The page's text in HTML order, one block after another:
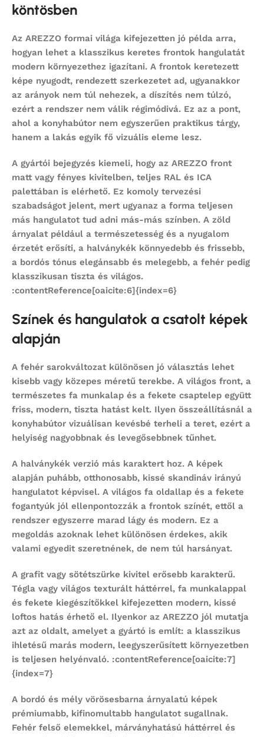
köntösben
Az AREZZO formai világa kifejezetten jó példa arra,
hogyan lehet a klasszikus keretes frontok hangulatát
modern környezethez igazítani. A frontok keretezett
képe nyugodt, rendezett szerkezetet ad, ugyanakkor
az arányok nem túl nehezek, a díszítés nem túlzó,
ezért a rendszer nem válik régimódivá. Ez az a pont,
ahol a konyhabútor nem egyszerűen praktikus tárgy,
hanem a lakás egyik fő vizuális eleme lesz.
A gyártói bejegyzés kiemeli, hogy az AREZZO front
matt vagy fényes kivitelben, teljes RAL és ICA
palettában is elérhető. Ez komoly tervezési
szabadságot jelent, mert ugyanaz a forma teljesen
más hangulatot tud adni más-más színben. A zöld
árnyalat például a természetesség és a nyugalom
érzetét erősíti, a halványkék könnyedebb és frissebb,
a bordós tónus elegánsabb és melegebb, a fehér pedig
klasszikusan tiszta és világos.
:contentReference[oaicite:6]{index=6}
Színek és hangulatok a csatolt képek
alapján
A fehér sarokváltozat különösen jó választás lehet
kisebb vagy közepes méretű terekbe. A világos front, a
természetes fa munkalap és a fekete csaptelep együtt
friss, modern, tiszta hatást kelt. Ilyen összeállításnál a
konyhabútor vizuálisan kevésbé terheli a teret, ezért a
helyiség nagyobbnak és levegősebbnek tűnhet.
A halványkék verzió más karaktert hoz. A képek
alapján puhább, otthonosabb, kissé skandináv irányú
hangulatot képvisel. A világos fa oldallap és a fekete
fogantyúk jól ellenpontozzák a frontok színét, ettől a
rendszer egyszerre marad lágy és modern. Ez a
megoldás azoknak lehet különösen érdekes, akik
valami egyedit szeretnének, de nem túl harsányat.
A grafit vagy sötétszürke kivitel erősebb karakterű.
Tégla vagy világos texturált háttérrel, fa munkalappal
és fekete kiegészítőkkel kifejezetten modern, kissé
loftos hatás érhető el. Ilyenkor az AREZZO jól mutatja
azt az oldalt, amelyet a gyártó is említ: a klasszikus
ihletésű marás modern, leegyszerűsített környezetben
is teljesen helyénvaló. :contentReference[oaicite:7]
{index=7}
A bordó és mély vörösesbarna árnyalatú képek
prémiumabb, kifinomultabb hangulatot sugallnak.
Fehér felső elemekkel, márványhatású háttérrel és